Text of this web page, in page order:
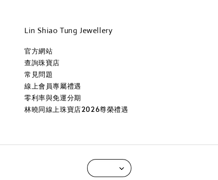
Lin Shiao Tung Jewellery
官方網站
查詢珠寶店
常見問題
線上會員專屬禮遇
零利率與免運分期
林曉同線上珠寶店2026尊榮禮遇